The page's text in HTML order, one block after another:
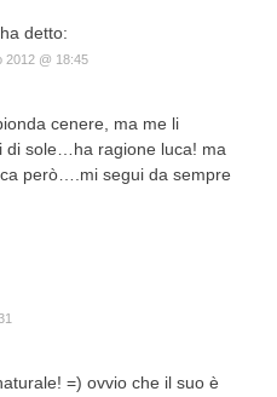
ha detto:
2012 @ 18:45
cenere, ma me li
di sole…ha ragione luca! ma
però….mi segui da sempre
=) ovvio che il suo è